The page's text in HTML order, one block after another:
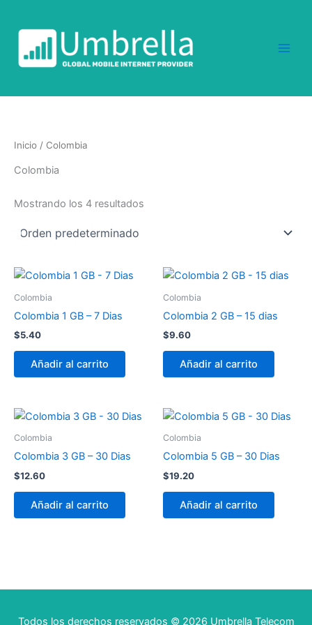
contenido
Inicio / Colombia
Colombia
Mostrando los 4 resultados
Colombia
Colombia 1 GB – 7 Dias
$5.40
Añadir al carrito
Colombia
Colombia 2 GB – 15 dias
$9.60
Añadir al carrito
Colombia
Colombia 3 GB – 30 Dias
$12.60
Añadir al carrito
Colombia
Colombia 5 GB – 30 Dias
$19.20
Añadir al carrito
Todos los derechos reservados © 2026 Umbrella Telecom